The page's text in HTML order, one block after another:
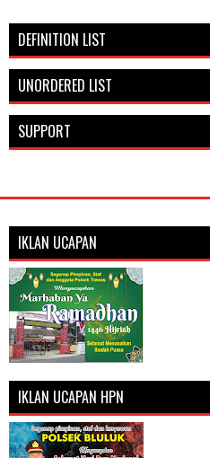
DEFINITION LIST
UNORDERED LIST
SUPPORT
IKLAN UCAPAN
IKLAN UCAPAN HPN